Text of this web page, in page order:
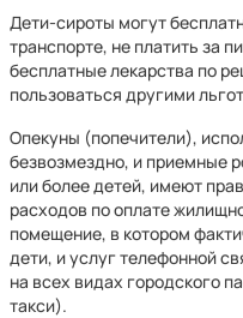
Дети-сироты могут
транспорте, не платить за
бесплатные лекарства по
пользоваться другими
Опекуны (попечители),
безвозмездно, и приемные
или более детей, имеют
расходов по оплате
помещение, в котором
дети, и услуг телефонной
на всех видах городского
такси).